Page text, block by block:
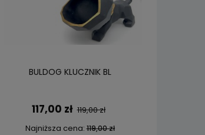
BULDOG KLUCZNIK BL
117,00 zł 119,00 zł
Najniższa cena:119,00 zł